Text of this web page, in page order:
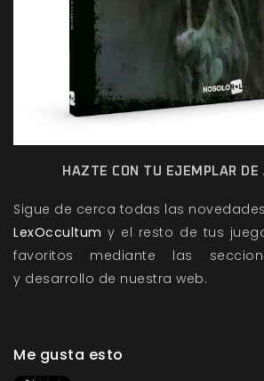
HAZTE CON TU EJEMPLAR DE
Sigue de cerca todas las
LexOccultum y el resto de tus
favoritos mediante las
y desarrollo de nuestra web.
Me gusta esto